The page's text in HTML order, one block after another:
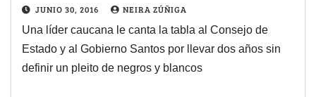
JUNIO 30, 2016 NEIRA ZÚÑIGA
Una líder caucana le canta la tabla al Consejo de
Estado y al Gobierno Santos por llevar dos años sin
definir un pleito de negros y blancos